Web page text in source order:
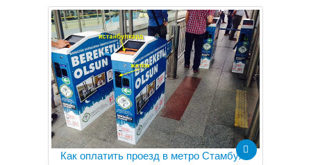
Как оплатить проезд в метро Стамбула